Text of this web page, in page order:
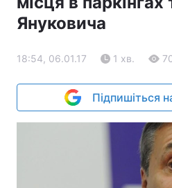
Януковича
18:54, 06.01.17 1 хв.
Підпишіться